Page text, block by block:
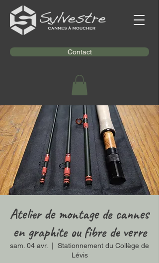
Contact
Atelier de montage de cannes
en graphite ou fibre de verre
sam. 04 avr.
Stationnement du Collège de
Lévis